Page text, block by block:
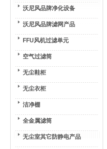
沃尼风品牌净化设备
沃尼风品牌滤网产品
FFU风机过滤单元
空气过滤筒
无尘鞋柜
无尘衣柜
洁净棚
全金属滤筒
无尘室其它防静电产品